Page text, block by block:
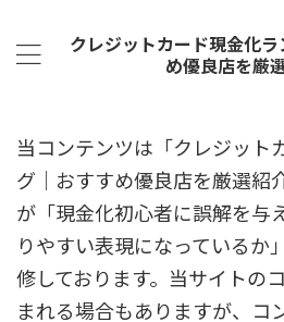
クレジットカード現金化
め優良店を厳
当コンテンツは「クレジット
グ｜おすすめ優良店を厳選紹
が「現金化初心者に誤解を与
りやすい表現になっているか
修しております。当サイトの
まれる場合もありますが、コ